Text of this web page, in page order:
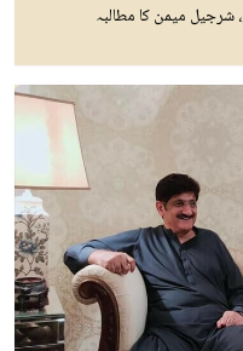
میمن کا مطالبہ